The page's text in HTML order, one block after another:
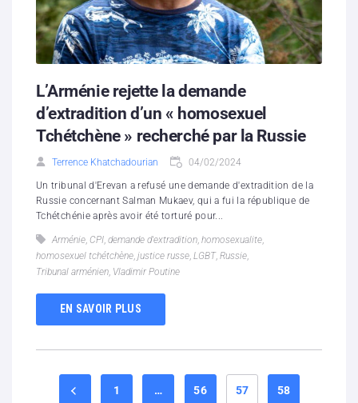
L’Arménie rejette la demande
d’extradition d’un « homosexuel
Tchétchène » recherché par la Russie
Terrence Khatchadourian 04/02/2024
Un tribunal d'Erevan a refusé une demande d'extradition de la
Russie concernant Salman Mukaev, qui a fui la république de
Tchétchénie après avoir été torturé pour...
Arménie, CPI, demande d'extradition, homosexualite,
homosexuel tchétchène, justice russe, LGBT, Russie,
Tribunal arménien, Vladimir Poutine
EN SAVOIR PLUS
1 … 56 57 58